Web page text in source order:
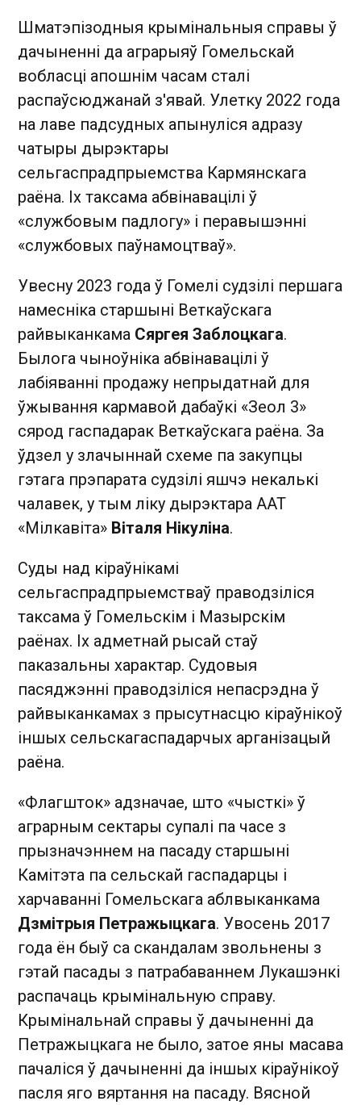
Шматэпізодныя крымінальныя справы ў
дачыненні да аграрыяў Гомельскай
вобласці апошнім часам сталі
распаўсюджанай з'явай. Улетку 2022 года
на лаве падсудных апынуліся адразу
чатыры дырэктары
сельгаспрадпрыемства Кармянскага
раёна. Іх таксама абвінавацілі ў
«службовым падлогу» і перавышэнні
«службовых паўнамоцтваў».
Увесну 2023 года ў Гомелі судзілі першага
намесніка старшыні Веткаўскага
райвыканкама Сяргея Заблоцкага.
Былога чыноўніка абвінавацілі ў
лабіяванні продажу непрыдатнай для
ўжывання кармавой дабаўкі «Зеол 3»
сярод гаспадарак Веткаўскага раёна. За
ўдзел у злачыннай схеме па закупцы
гэтага прэпарата судзілі яшчэ некалькі
чалавек, у тым ліку дырэктара ААТ
«Мілкавіта» Віталя Нікуліна.
Суды над кіраўнікамі
сельгаспрадпрыемстваў праводзіліся
таксама ў Гомельскім і Мазырскім
раёнах. Іх адметнай рысай стаў
паказальны характар. Судовыя
пасяджэнні праводзіліся непасрэдна ў
райвыканкамах з прысутнасцю кіраўнікоў
іншых сельскагаспадарчых арганізацый
раёна.
«Флагшток» адзначае, што «чысткі» ў
аграрным сектары супалі па часе з
прызначэннем на пасаду старшыні
Камітэта па сельскай гаспадарцы і
харчаванні Гомельскага аблвыканкама
Дзмітрыя Петражыцкага. Увосень 2017
года ён быў са скандалам звольнены з
гэтай пасады з патрабаваннем Лукашэнкі
распачаць крымінальную справу.
Крымінальнай справы ў дачыненні да
Петражыцкага не было, затое яны масава
пачаліся ў дачыненні да іншых кіраўнікоў
пасля яго вяртання на пасаду. Вясной